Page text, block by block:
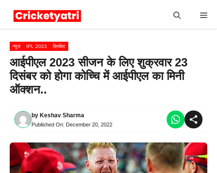
न्यूज IPL 2023 क्रिकेट
आईपीएल 2023 सीजन के लिए शुक्रवार 23
दिसंबर को होगा कोच्चि में आईपीएल का मिनी
ऑक्शन..
by Keshav Sharma
Published On: December 20, 2022